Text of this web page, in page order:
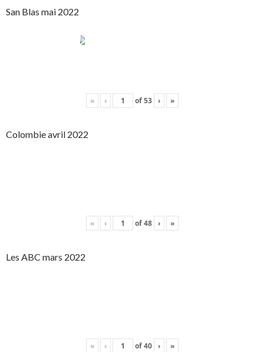
San Blas mai 2022
« ‹ of53 › »
Colombie avril 2022
« ‹ of48 › »
Les ABC mars 2022
« ‹ of40 › »